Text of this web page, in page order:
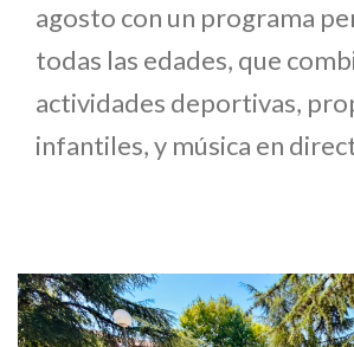
agosto con un programa
todas las edades, que
actividades deportivas,
infantiles, y música en